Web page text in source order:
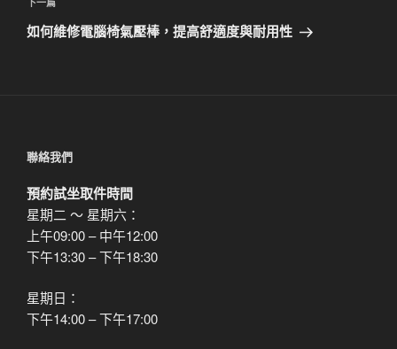
章
下
一
如何維修電腦椅氣壓棒，提高舒適度與耐用性
聯絡我們
預約試坐取件時間
星期二 ～ 星期六：
上午09:00 – 中午12:00
下午13:30 – 下午18:30
星期日：
下午14:00 – 下午17:00